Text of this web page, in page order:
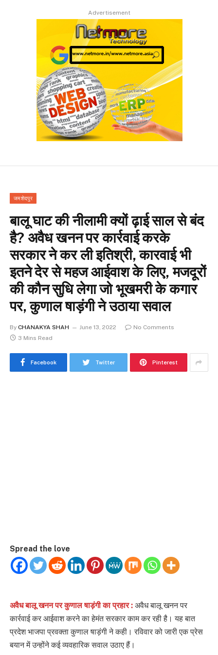
Advertisement
जमशेदपुर
बालू घाट की नीलामी क्यों ढ़ाई साल से बंद
है? अवैध खनन पर कार्रवाई करके
सरकार ने कर ली इतिश्री, कारवाई भी
इतने देर से महज आईवाश के लिए, मजदूरों
की कौन सुधि लेगा जो भूखमरी के कगार
पर, कुणाल षाड़ंगी ने उठाया सवाल
By CHANAKYA SHAH June 13, 2022
No Comments
3 Mins Read
Facebook Twitter Pinterest
Spread the love
अवैध बालू खनन पर कुणाल षाड़ंगी का प्रहार : अवैध बालू खनन पर
कार्रवाई कर आईवाश करने का हेमंत सरकार काम कर रही है। यह बात
प्रदेश भाजपा प्रवक्ता कुणाल षाड़ंगी ने कही। रविवार को जारी एक प्रेस
बयान में उन्होंने कई व्यवहारिक सवाल उठाए हैं।